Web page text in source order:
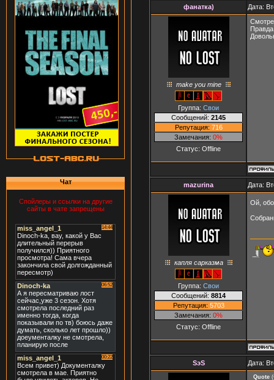
Чат
Спойлеры и ссылки на другие
сайты в чате запрещены
фанатка) Дата:
make you mine
Группа: Свои
Сообщений: 2145
Репутация: 716
Замечания: 0%
Статус: Offline
mazurina Дата:
капля сарказма
Группа: Свои
Сообщений: 8814
Репутация: 5703
Замечания: 0%
Статус: Offline
Ой,
SэS Дата:
Quote (